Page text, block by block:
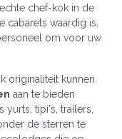
chef-kok in de
cabarets waardig is,
om voor uw
originaliteit kunnen
aan te bieden
yurts, tipi's, trailers,
de sterren te